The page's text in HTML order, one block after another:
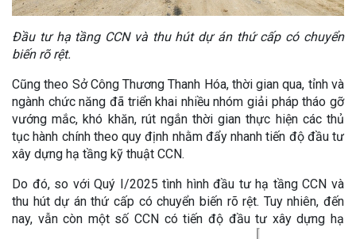
Đầu tư hạ tầng CCN và thu hút dự án thứ cấp có chuyển
biến rõ rệt.
Cũng theo Sở Công Thương Thanh Hóa, thời gian qua, tỉnh và
ngành chức năng đã triển khai nhiều nhóm giải pháp tháo gỡ
vướng mắc, khó khăn, rút ngắn thời gian thực hiện các thủ
tục hành chính theo quy định nhằm đẩy nhanh tiến độ đầu tư
xây dựng hạ tầng kỹ thuật CCN.
Do đó, so với Quý I/2025 tình hình đầu tư hạ tầng CCN và
thu hút dự án thứ cấp có chuyển biến rõ rệt. Tuy nhiên, đến
nay, vẫn còn một số CCN có tiến độ đầu tư xây dựng hạ